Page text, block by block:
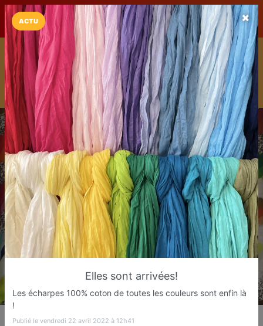
LaCarte LaCarte sur
Play Store
Installez l'App LaCarte
Téléchargez gratuitement l'app LaCarte pour suivre vos
commerces favoris et ne rien rater !
Télécharger Plus tard
TOSCANE by Florence
ACTU
Elles sont arrivées!
Les écharpes 100% coton de toutes les couleurs sont enfin là
!
Publié le vendredi 22 avril 2022 à 12h41